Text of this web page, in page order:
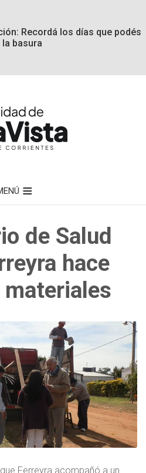
Recordá los días que podés
basura
de Salud
hace
Ferreyra acompañó a un